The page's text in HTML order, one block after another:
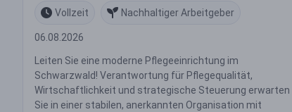
Vollzeit
Nachhaltiger Arbeitgeber
06.08.2026
Leiten Sie eine moderne Pflegeeinrichtung im
Schwarzwald! Verantwortung für Pflegequalität,
Wirtschaftlichkeit und strategische Steuerung erwarten
Sie in einer stabilen, anerkannten Organisation mit